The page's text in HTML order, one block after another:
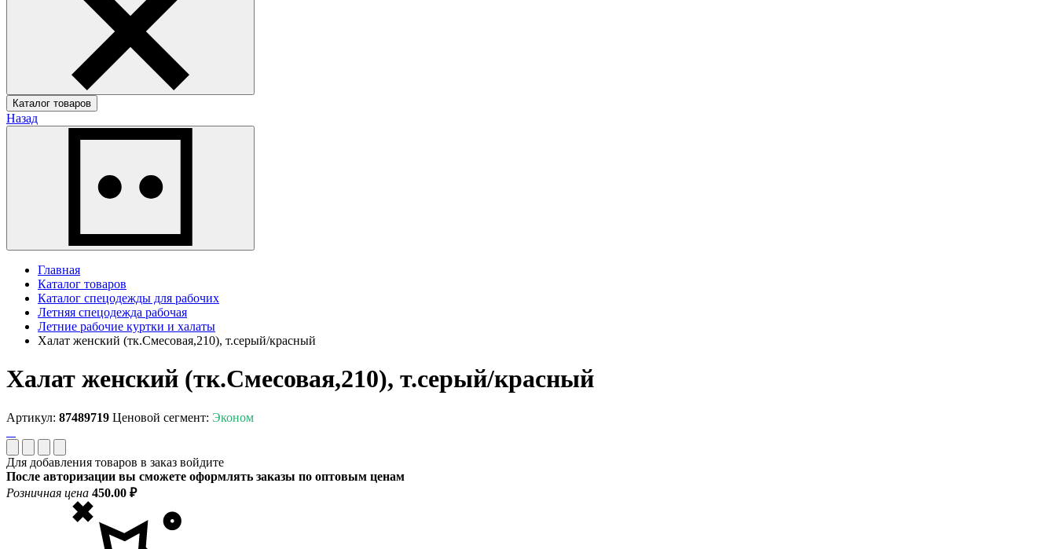
Каталог товаров
Назад
Главная
Каталог товаров
Каталог спецодежды для рабочих
Летняя спецодежда рабочая
Летние рабочие куртки и халаты
Халат женский (тк.Смесовая,210), т.серый/красный
Халат женский (тк.Смесовая,210), т.серый/красный
Артикул: 87489719 Ценовой сегмент: Эконом
Для добавления товаров в заказ войдите
После авторизации вы сможете оформлять заказы по оптовым ценам
Розничная цена 450.00 ₽